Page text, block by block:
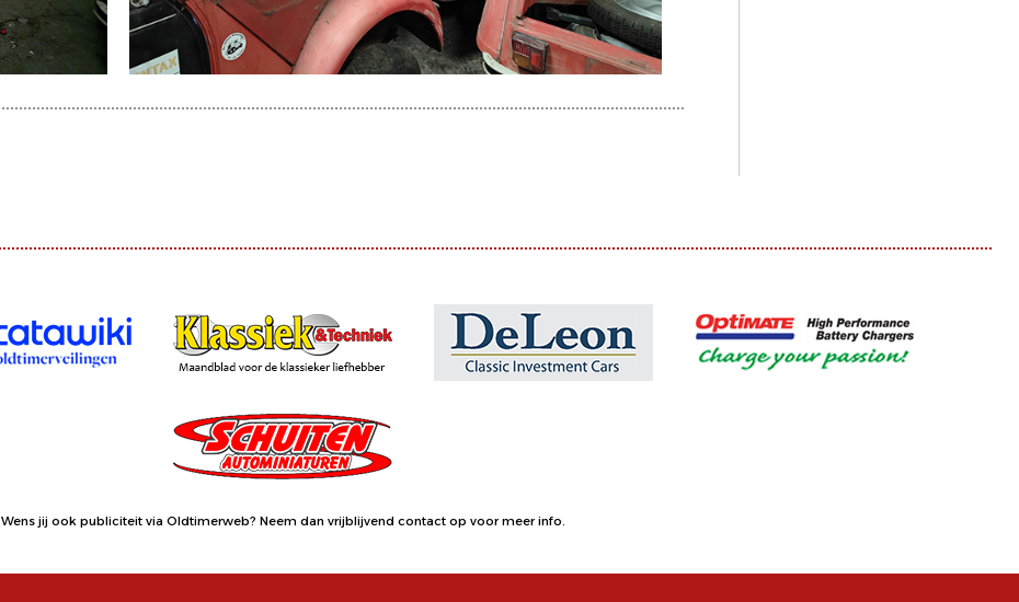
Wens jij ook publiciteit via Oldtimerweb? Neem dan vrijblijvend contact op voor meer info.